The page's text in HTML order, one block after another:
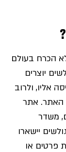
הכרח בעולם
יוצרים
אליו, ולרוב
האתר. אתר
משדר
יישארו
פרטים או